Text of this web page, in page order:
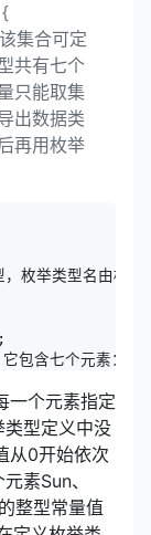
集合可定
共有七个
只能取集
出数据类
再用枚举
枚举类型名由标
含七个元素：
一个元素指定
型定义中没
从0开始依次
素Sun、
整型常量值